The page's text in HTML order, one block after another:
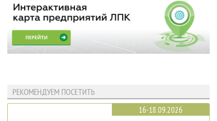
РЕКОМЕНДУЕМ ПОСЕТИТЬ
16-18.09.2026